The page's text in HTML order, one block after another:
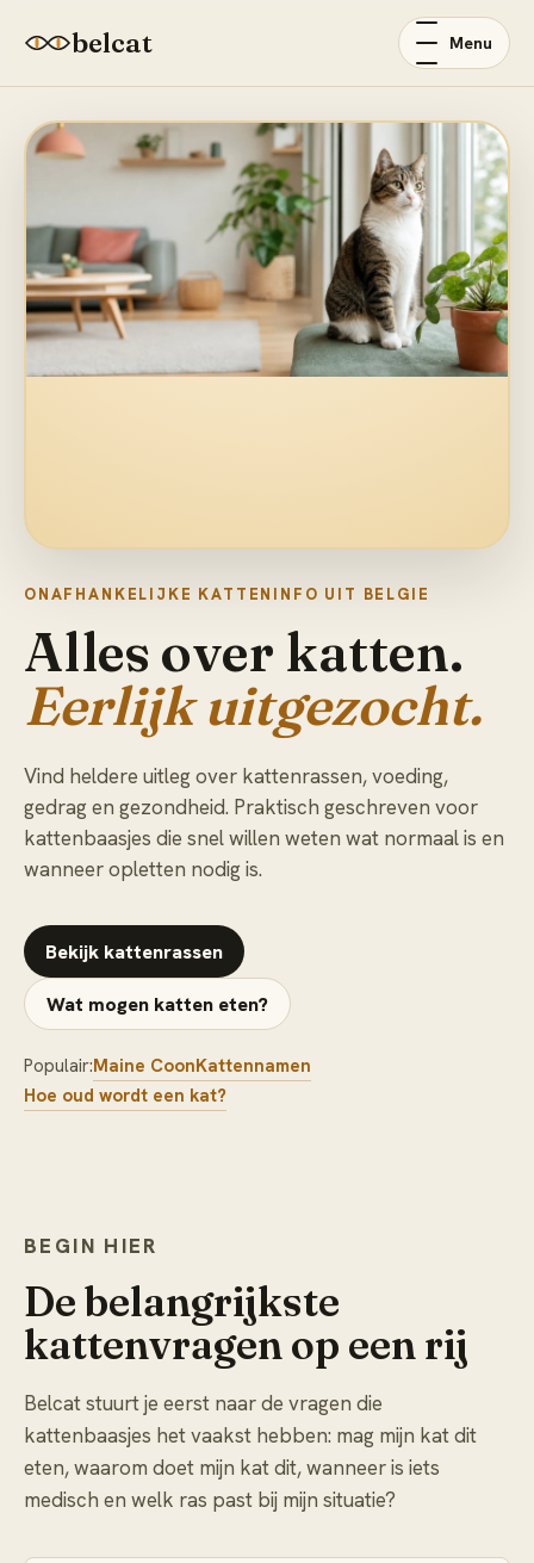
belcat Menu
ONAFHANKELIJKE KATTENINFO UIT BELGIE
Alles over katten.
Eerlijk uitgezocht.
Vind heldere uitleg over kattenrassen, voeding,
gedrag en gezondheid. Praktisch geschreven voor
kattenbaasjes die snel willen weten wat normaal is en
wanneer opletten nodig is.
Bekijk kattenrassen
Wat mogen katten eten?
Populair:Maine CoonKattennamen
Hoe oud wordt een kat?
BEGIN HIER
De belangrijkste
kattenvragen op een rij
Belcat stuurt je eerst naar de vragen die
kattenbaasjes het vaakst hebben: mag mijn kat dit
eten, waarom doet mijn kat dit, wanneer is iets
medisch en welk ras past bij mijn situatie?